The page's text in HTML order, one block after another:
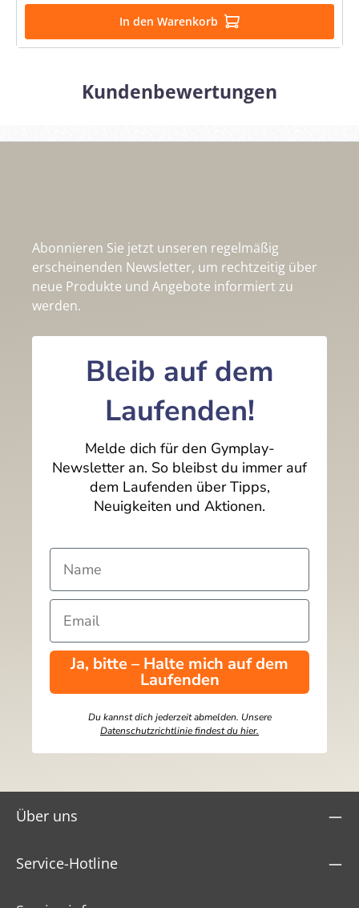
In den Warenkorb
Kundenbewertungen
Abonnieren Sie jetzt unseren regelmäßig
erscheinenden Newsletter, um rechtzeitig über
neue Produkte und Angebote informiert zu
werden.
Bleib auf dem
Laufenden!
Melde dich für den Gymplay-
Newsletter an. So bleibst du immer auf
dem Laufenden über Tipps,
Neuigkeiten und Aktionen.
Ja, bitte – Halte mich auf dem
Laufenden
Du kannst dich jederzeit abmelden. Unsere
Datenschutzrichtlinie findest du hier.
Über uns
Service-Hotline